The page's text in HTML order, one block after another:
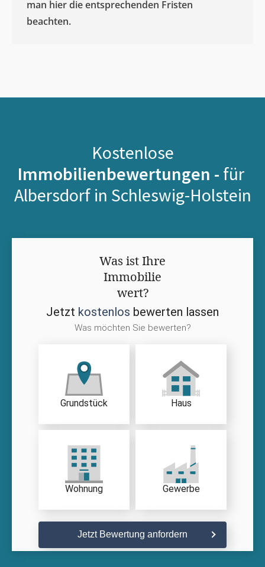
man hier die entsprechenden Fristen
beachten.
Kostenlose
Immobilienbewertungen - für
Albersdorf in Schleswig-Holstein
Was ist Ihre
Immobilie
wert?
Jetzt kostenlos bewerten lassen
Was möchten Sie bewerten?
Grundstück Haus
Wohnung Gewerbe
Jetzt Bewertung anfordern